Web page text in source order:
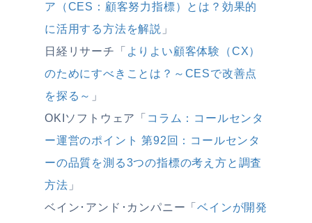
ア（CES：顧客努力指標）とは？効果的
に活用する方法を解説 」
日経リサーチ「 よりよい顧客体験（CX）
のためにすべきことは？～CESで改善点
を探る～ 」
OKIソフトウェア「 コラム：コールセンタ
ー運営のポイント 第92回：コールセンタ
ーの品質を測る3つの指標の考え方と調査
方法 」
ベイン･アンド･カンパニー「ベインが開発